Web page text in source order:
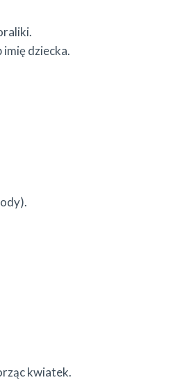
imię dziecka.
kwiatek.